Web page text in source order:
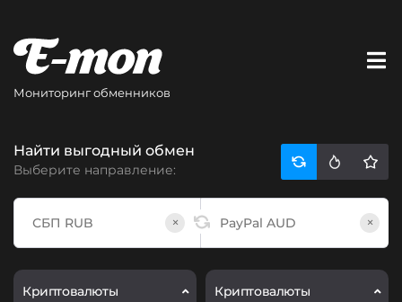
Мониторинг обменников
Найти выгодный обмен
Выберите направление:
× ×
Криптовалюты Криптовалюты